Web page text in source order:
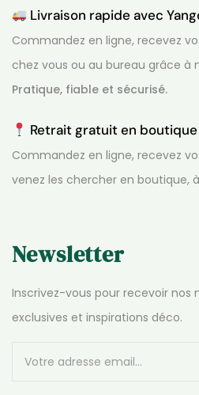
Livraison rapide avec
Commandez en ligne, recevez
chez vous ou au bureau grâce à
Pratique, fiable et sécurisé.
Retrait gratuit en boutique
Commandez en ligne, recevez
venez les chercher en boutique,
Newsletter
Inscrivez-vous pour recevoir nos
exclusives et inspirations déco.